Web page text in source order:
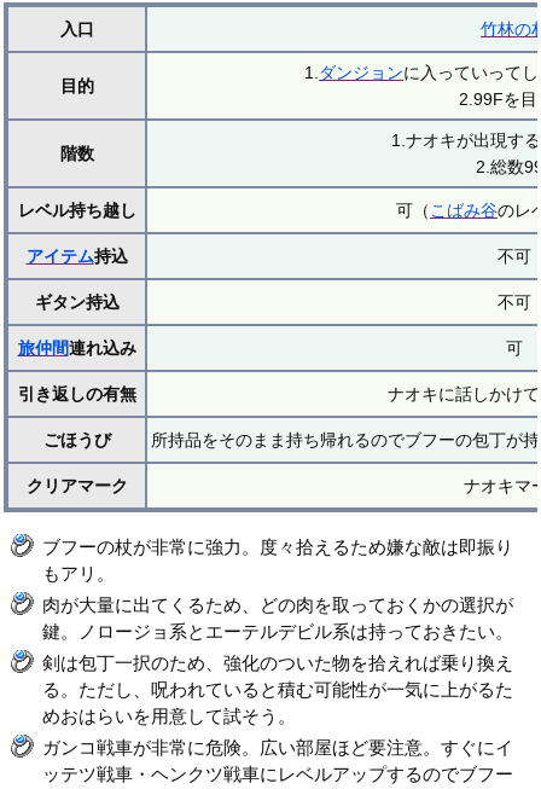
入口 竹林の
目的
1. ダンジョンに入っていって
2.99Fを目
階数
1.ナオキが出現す
2.総数
レベル持ち越し 可（ こばみ谷のレ
アイテム持込 不可
ギタン持込 不可
旅仲間連れ込み 可
引き返しの有無 ナオキに話しかけ
ごほうび 所持品をそのまま持ち帰れるのでブフーの包丁が
クリアマーク ナオキマ
ブフーの杖が非常に強力。度々拾えるため嫌な敵は即振り
もアリ。
肉が大量に出てくるため、どの肉を取っておくかの選択が
鍵。ノロージョ系とエーテルデビル系は持っておきたい。
剣は包丁一択のため、強化のついた物を拾えれば乗り換え
る。ただし、呪われていると積む可能性が一気に上がるた
めおはらいを用意して試そう。
ガンコ戦車が非常に危険。広い部屋ほど要注意。すぐにイ
ッテツ戦車・ヘンクツ戦車にレベルアップするのでブフー